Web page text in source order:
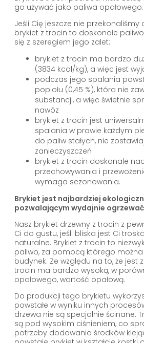
go używać jako paliwa opałowego.
Jeśli Cię jeszcze nie przekonaliśmy
brykiet z trocin to doskonałe
się z szeregiem jego zalet:
brykiet z trocin ma bardzo
(3834 kcal/kg), a więc jest
podczas jego spalania
popiołu (0,45 %), która nie
substancji, a więc świetnie
nawóz
brykiet z trocin jest
spalania w prawie każdym
do paliw stałych, nie
zanieczyszczeń
brykiet z trocin doskonale
przechowywania i
wymaga sezonowania.
Brykiet jest najbardziej
pozwalającym wydajnie
Nasz brykiet drzewny z trocin z
Ci do gustu, jeśli bliska jest Ci
naturalne. Brykiet z trocin to
paliwo, za pomocą którego
budynek. Ze względu na to, że jest
trocin ma bardzo wysoką, w
opałowego, wartość opałową.
Do produkcji tego brykietu
powstałe w wyniku innych
drzewa nie są specjalnie ścinane.
są pod wysokim ciśnieniem, co
potrzeby dodawania środków